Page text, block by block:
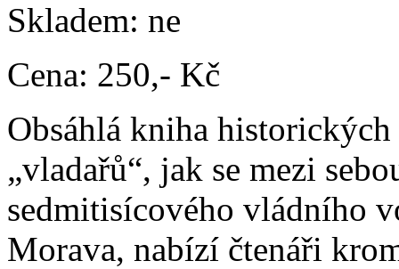
Skladem: ne
Cena: 250,- Kč
Obsáhlá kniha
„vladařů“, jak se mezi
sedmitisícového vládního
Morava, nabízí čtenáři